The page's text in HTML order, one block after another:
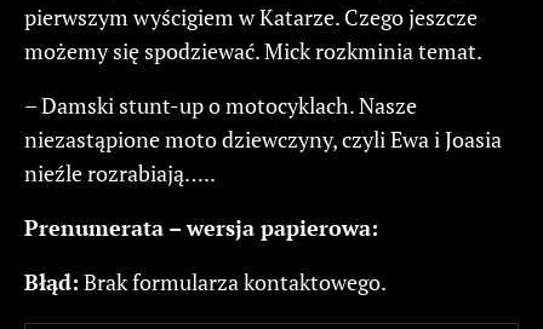
pierwszym wyścigiem w Katarze. Czego jeszcze
możemy się spodziewać. Mick rozkminia temat.
– Damski stunt-up o motocyklach. Nasze
niezastąpione moto dziewczyny, czyli Ewa i Joasia
nieźle rozrabiają…..
Prenumerata – wersja papierowa:
Błąd: Brak formularza kontaktowego.